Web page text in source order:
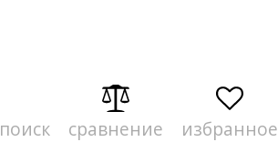
поиск сравнение избранное